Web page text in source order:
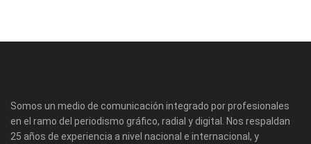
Somos un medio de comunicación integrado por profesionales
en el ramo del periodismo gráfico, radial y digital. Nos respaldan
25 años de experiencia a nivel nacional e internacional, y